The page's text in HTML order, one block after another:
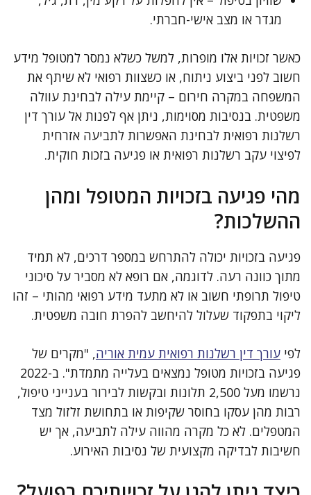
מגדר או מצב אישי-חברתי.
כאשר זכויות אלו מופרות, למשל כשלא נמסר למטופל מידע
חשוב לפני ביצוע ניתוח, או כשצוות רפואי לא שיתף את
המשפחה במקרה חירום – קיימת עילה לבחינת עוולה
משפטית. בנסיבות מסוימות, ניתן אף לפנות אל עורך דין
רשלנות רפואית לבחינת האפשרות לתביעה אזרחית
לפיצוי עקב רשלנות רפואית או פגיעה בזכות חוקית.
מהי פגיעה בזכויות המטופל ומהן
ההשלכות?
פגיעה בזכויות יכולה להתרחש במספר דרכים, לא תמיד
מתוך כוונה רעה. לדוגמה, אם רופא לא מסביר על סיכוני
טיפול תרופתי חשוב או לא מתעד מידע רפואי מהותי – זהו
ליקוי בתפקוד שעלול להיחשב להפרת חובה משפטית.
לפי עורך דין רשלנות רפואית עמית אוריה, "מקרים של
פגיעה בזכויות מטופל נמצאים בעלייה מתמדת". ב-2022
נרשמו מעל 2,500 תלונות ובקשות לבירור בענייני טיפול,
רבות מהן עסקו בחוסר שקיפות או בתחושת זלזול מצד
המטפלים. לא כל מקרה מהווה עילה לתביעה, אך יש
חשיבות לבדיקה מקצועית של נסיבות האירוע.